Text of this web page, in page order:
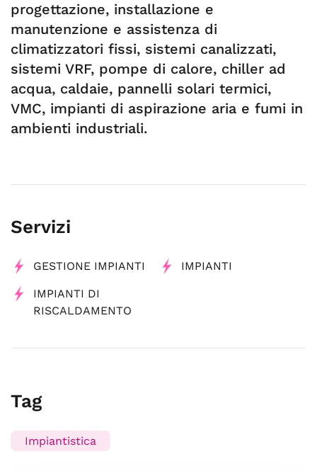
progettazione, installazione e
manutenzione e assistenza di
climatizzatori fissi, sistemi canalizzati,
sistemi VRF, pompe di calore, chiller ad
acqua, caldaie, pannelli solari termici,
VMC, impianti di aspirazione aria e fumi in
ambienti industriali.
Servizi
GESTIONE IMPIANTI IMPIANTI
IMPIANTI DI
RISCALDAMENTO
Tag
Impiantistica